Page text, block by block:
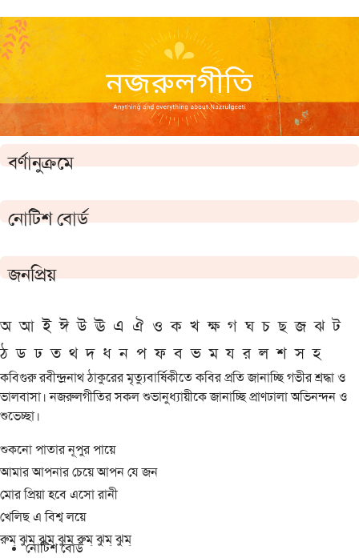
বর্ণানুক্রমে
নোটিশ বোর্ড
জনপ্রিয়
অ আ ই ঈ উ ঊ এ ঐ ও ক খ ক্ষ গ ঘ চ ছ জ ঝ ট
ঠ ড ঢ ত থ দ ধ ন প ফ ব ভ ম য র ল শ স হ
কবিগুরু রবীন্দ্রনাথ ঠাকুরের মৃত্যুবার্ষিকীতে কবির প্রতি জানাচ্ছি গভীর শ্রদ্ধা ও
ভালবাসা। নজরুলগীতির সকল শুভানুধ্যায়ীকে জানাচ্ছি প্রাণঢালা অভিনন্দন ও
শুভেচ্ছা।
শুকনো পাতার নূপুর পায়ে
আমার আপনার চেয়ে আপন যে জন
মোর প্রিয়া হবে এসো রানী
খেলিছ এ বিশ্ব লয়ে
রুম্ ঝুম্ ঝুম্ ঝুম্ রুম্ ঝুম্ ঝুম্
নোটিশ বোর্ড